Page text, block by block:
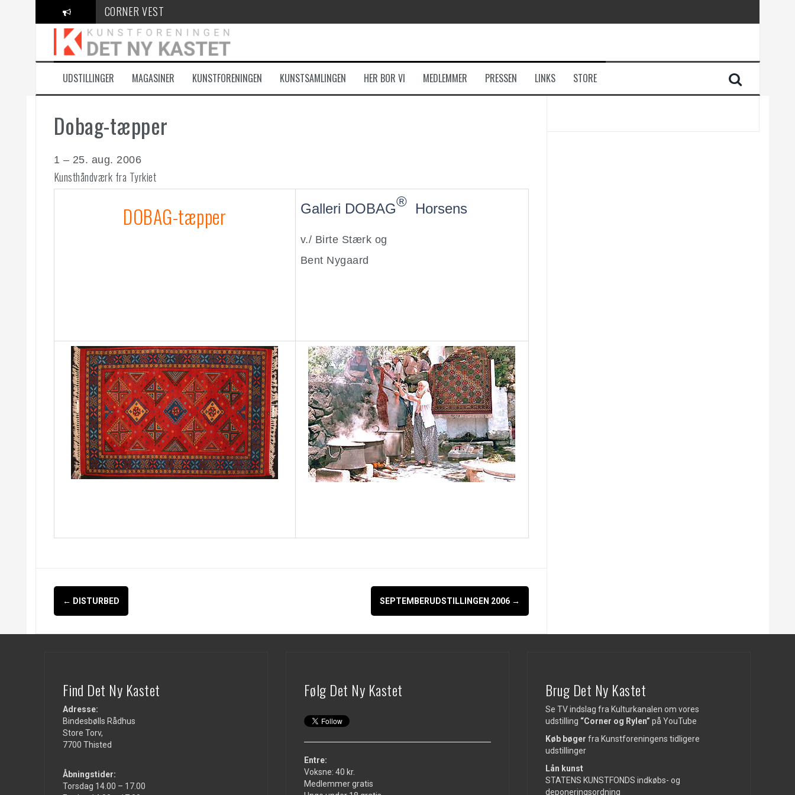
CORNER VEST
KANT Festival
100 Danske Keramikere
UDSTILLINGER MAGASINER KUNSTFORENINGEN KUNSTSAMLINGEN HER BOR VI MEDLEMMER PRESSEN LINKS STORE
Dobag-tæpper
1 – 25. aug. 2006
Kunsthåndværk fra Tyrkiet
DOBAG-tæpper Galleri DOBAG® Horsens
v./ Birte Stærk og
Bent Nygaard
Indlægsnavigation
← DISTURBED SEPTEMBERUDSTILLINGEN 2006 →
Find Det Ny Kastet
Adresse:
Bindesbølls Rådhus
Store Torv,
7700 Thisted
Åbningstider:
Torsdag 14.00 – 17.00
Følg Det Ny Kastet
Entre:
Voksne: 40 kr.
Medlemmer gratis
Brug Det Ny Kastet
Se TV indslag fra Kulturkanalen om vores
udstilling “Corner og Rylen”påYouTube
Køb bøger fra Kunstforeningens tidligere
udstillinger
Lån kunst
STATENS KUNSTFONDS indkøbs- og
deponeringsordning